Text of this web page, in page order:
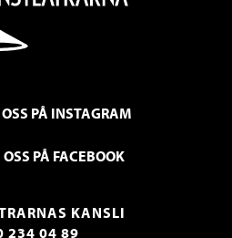
OSS PÅ INSTAGRAM
OSS PÅ FACEBOOK
KANSLI
234 04 89